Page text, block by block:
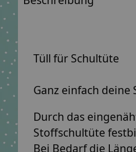
Tüll für Schultüte
Ganz einfach
Durch das
Stoffschultüte
Bei Bedarf die